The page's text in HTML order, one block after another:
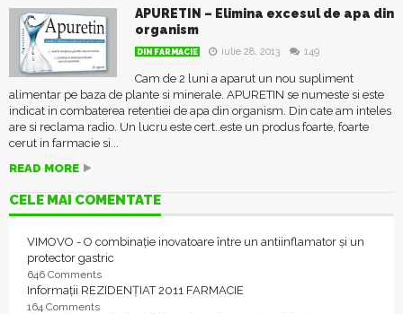
APURETIN – Elimina excesul de apa din
organism
DIN FARMACIE iulie 28, 2013 149
Cam de 2 luni a aparut un nou supliment
alimentar pe baza de plante si minerale. APURETIN se numeste si este
indicat in combaterea retentiei de apa din organism. Din cate am inteles
are si reclama radio. Un lucru este cert..este un produs foarte, foarte
cerut in farmacie si...
READ MORE
CELE MAI COMENTATE
VIMOVO - O combinație inovatoare între un antiinflamator și un
protector gastric
646 Comments
Informații REZIDENȚIAT 2011 FARMACIE
164 Comments